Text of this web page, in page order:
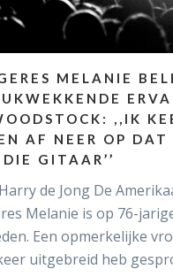
MELANIE
,,IK
AF NEER OP DAT
GITAAR’’
de Jong De
Melanie is op 76-
Een opmerkelijke
uitgebreid heb